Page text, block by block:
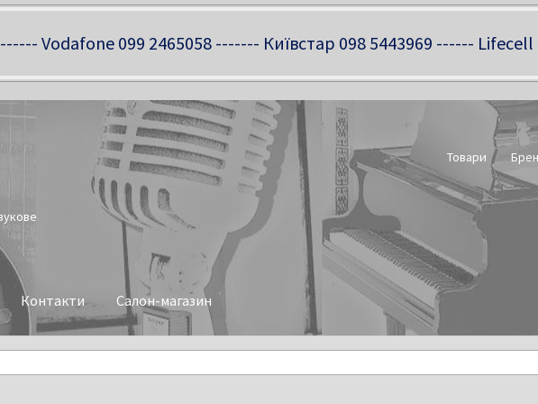
------ Vodafone 099 2465058 ------- Київстар 098 5443969 ------
Товари
Контакти Салон-магазин